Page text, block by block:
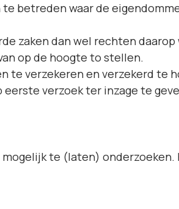
betreden waar de
zaken dan wel rechten
op de hoogte to stellen.
te verzekeren en verzekerd te
verzoek ter inzage te
te (laten)